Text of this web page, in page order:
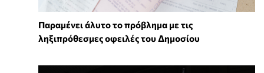
Παραμένει άλυτο το πρόβλημα με τις
ληξιπρόθεσμες οφειλές του Δημοσίου